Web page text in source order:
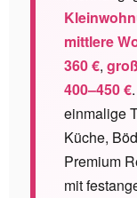
mittlere
360 €,
400–450 €
einmalige
Küche,
Premium
mit